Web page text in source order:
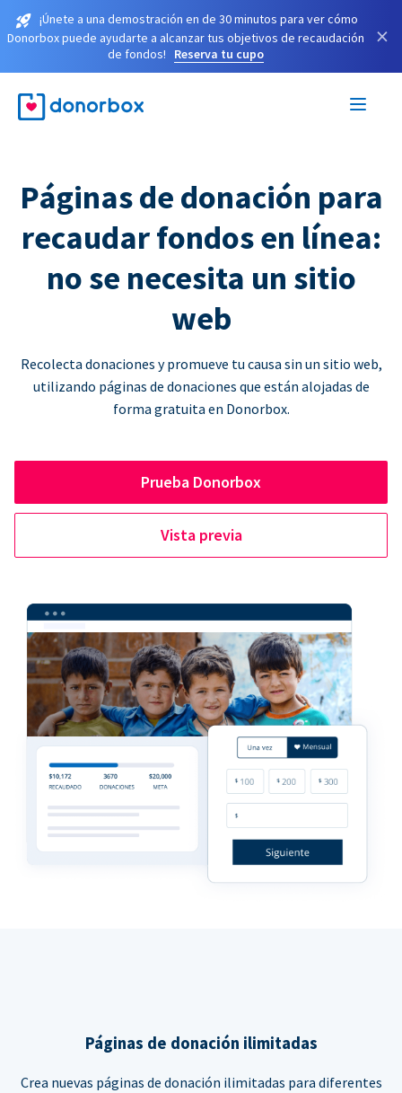
¡Únete a una demostración en de 30 minutos para ver cómo
Donorbox puede ayudarte a alcanzar tus objetivos de recaudación
de fondos!
Reserva tu cupo
×
Páginas de donación para
recaudar fondos en línea:
no se necesita un sitio
web
Recolecta donaciones y promueve tu causa sin un sitio web,
utilizando páginas de donaciones que están alojadas de
forma gratuita en Donorbox.
Prueba Donorbox
Vista previa
Páginas de donación ilimitadas
Crea nuevas páginas de donación ilimitadas para diferentes